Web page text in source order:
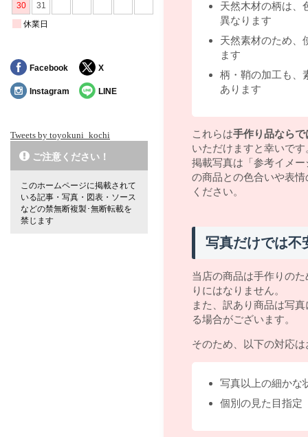
天然木材の柄は、
異なります
天然素材のため、
ます
柄・鞘の加工も、
あります
これらは手作り品なら
いただけますと幸いです
掲載写真は「参考イメ
の商品との色合いや表
ください。
写真だけでは不
当店の商品は手作りの
りにはなりません。
また、訳あり商品は写
る場合がございます。
そのため、以下の対応
写真以上の細かな
個別の見た目指定
Facebook X
Instagram LINE
Tweets by toyokuni_kochi
ご注意ください！
このホームページに掲載されて
いる記事・写真・図表・ソース
などの禁無断複製･無断転載を
禁じます